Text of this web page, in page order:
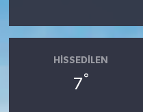
HISSEDILEN
7°